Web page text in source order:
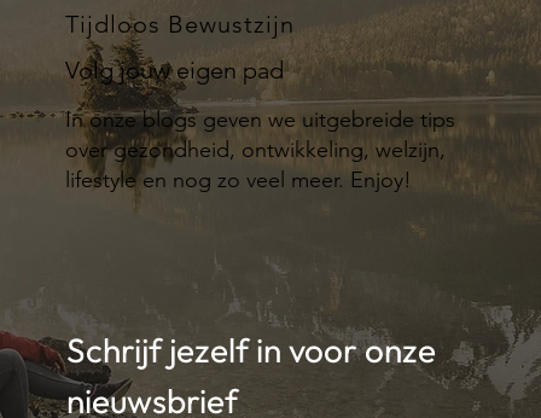
Tijdloos Bewustzijn
Volg jouw eigen pad
In onze blogs geven we uitgebreide tips
over gezondheid, ontwikkeling, welzijn,
lifestyle en nog zo veel meer. Enjoy!
Schrijf jezelf in voor onze
nieuwsbrief